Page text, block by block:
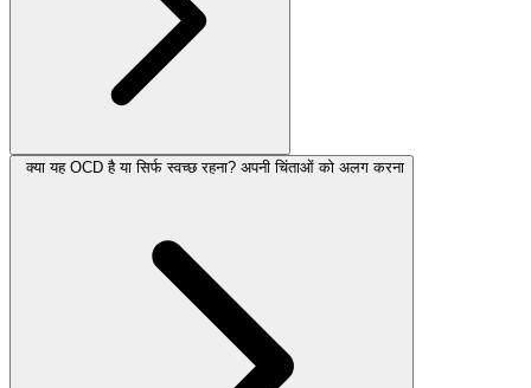
क्या यह OCD है या सिर्फ स्वच्छ रहना? अपनी चिंताओं को अलग करना